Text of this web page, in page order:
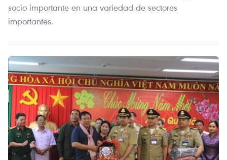
socio importante en una variedad de sectores
importantes.